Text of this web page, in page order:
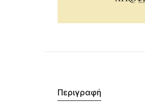
Περιγραφή